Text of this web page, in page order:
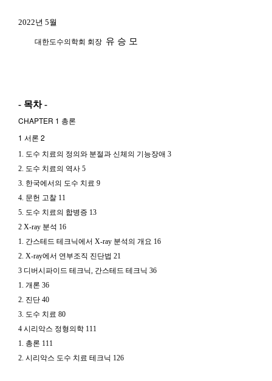
2022년 5월
대한도수의학회 회장 유 승 모
- 목차 -
CHAPTER 1 총론
1 서론 2
1. 도수 치료의 정의와 분절과 신체의 기능장애 3
2. 도수 치료의 역사 5
3. 한국에서의 도수 치료 9
4. 문헌 고찰 11
5. 도수 치료의 합병증 13
2 X-ray 분석 16
1. 간스테드 테크닉에서 X-ray 분석의 개요 16
2. X-ray에서 연부조직 진단법 21
3 디버시파이드 테크닉, 간스테드 테크닉 36
1. 개론 36
2. 진단 40
3. 도수 치료 80
4 시리악스 정형의학 111
1. 총론 111
2. 시리악스 도수 치료 테크닉 126